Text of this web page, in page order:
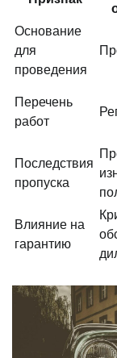
Основание
для
проведения
Перечень
работ
Последствия
пропуска
Влияние на
гарантию